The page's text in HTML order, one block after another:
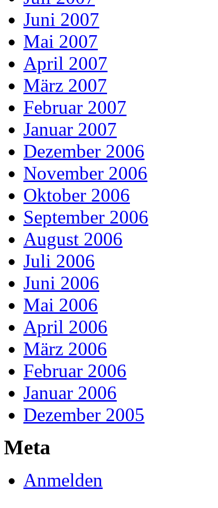
Juni 2007
Mai 2007
April 2007
März 2007
Februar 2007
Januar 2007
Dezember 2006
November 2006
Oktober 2006
September 2006
August 2006
Juli 2006
Juni 2006
Mai 2006
April 2006
März 2006
Februar 2006
Januar 2006
Dezember 2005
Meta
Anmelden